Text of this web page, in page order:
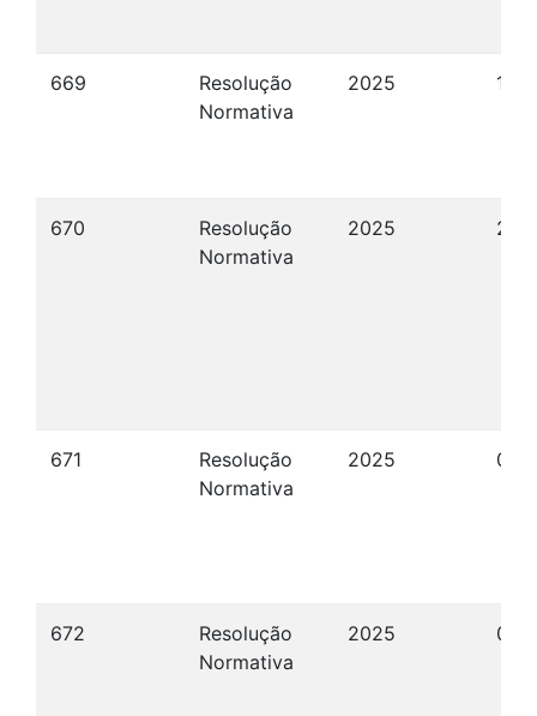
669
Resolução
Normativa
2025 15/
670
Resolução
Normativa
2025 26/
671
Resolução
Normativa
2025 09/
672
Resolução
Normativa
2025 09/